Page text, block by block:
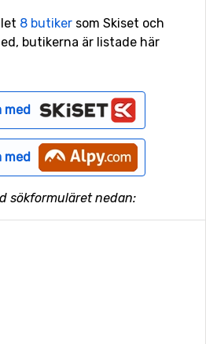
8 butiker som Skiset och
butikerna är listade här
med
med
sökformuläret nedan: